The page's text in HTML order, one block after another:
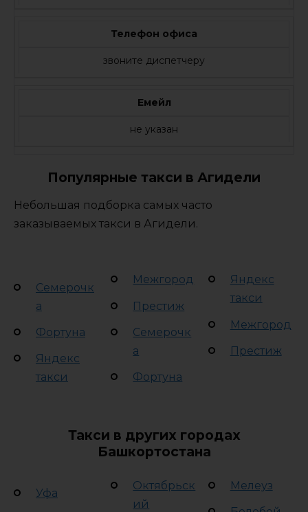
Телефон офиса
звоните диспетчеру
Емейл
не указан
Популярные такси в Агидели
Небольшая подборка самых часто
заказываемых такси в Агидели.
Семерочк
а
Фортуна
Яндекс
такси
Межгород
Престиж
Семерочк
а
Фортуна
Яндекс
такси
Межгород
Престиж
Такси в других городах
Башкортостана
Уфа
Октябрьск
ий
Мелеуз